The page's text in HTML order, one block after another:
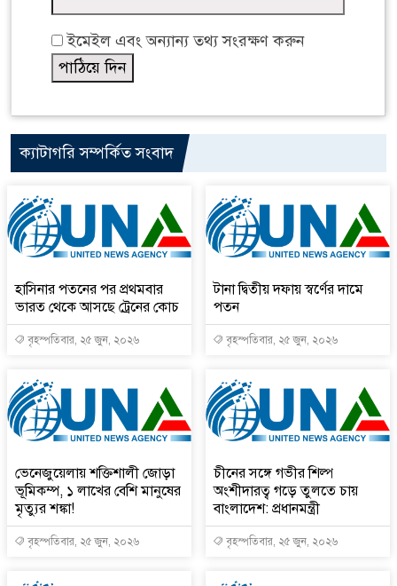
ইমেইল এবং অন্যান্য তথ্য সংরক্ষণ করুন
ক্যাটাগরি সম্পর্কিত সংবাদ
হাসিনার পতনের পর প্রথমবার
ভারত থেকে আসছে ট্রেনের কোচ
বৃহস্পতিবার, ২৫ জুন, ২০২৬
টানা দ্বিতীয় দফায় স্বর্ণের দামে
পতন
বৃহস্পতিবার, ২৫ জুন, ২০২৬
ভেনেজুয়েলায় শক্তিশালী জোড়া
ভূমিকম্প, ১ লাখের বেশি মানুষের
মৃত্যুর শঙ্কা!
বৃহস্পতিবার, ২৫ জুন, ২০২৬
চীনের সঙ্গে গভীর শিল্প
অংশীদারত্ব গড়ে তুলতে চায়
বাংলাদেশ: প্রধানমন্ত্রী
বৃহস্পতিবার, ২৫ জুন, ২০২৬